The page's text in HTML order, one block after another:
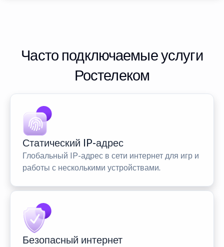
Часто подключаемые услуги
Ростелеком
Статический IP-адрес
Глобальный IP-адрес в сети интернет для игр и
работы с несколькими устройствами.
Безопасный интернет